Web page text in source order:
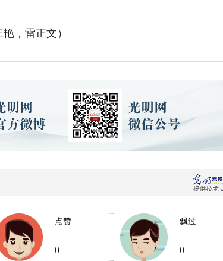
，雷正文）
点赞
0
飘过
0